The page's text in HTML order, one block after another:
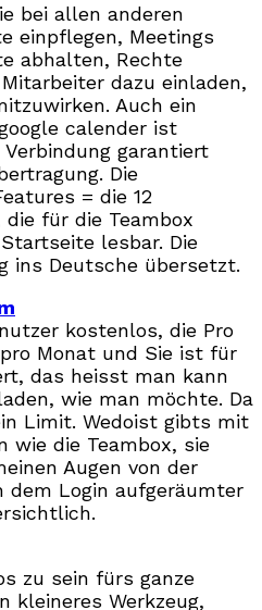
bei allen anderen
einpflegen, Meetings
abhalten, Rechte
dazu einladen,
Auch ein
calender ist
garantiert
Die
= die 12
für die Teambox
lesbar. Die
ins Deutsche übersetzt.
kostenlos, die Pro
Monat und Sie ist für
das heisst man kann
wie man möchte. Da
Limit. Wedoist gibts mit
wie die Teambox, sie
Augen von der
dem Login aufgeräumter
zu sein fürs ganze
kleineres Werkzeug,